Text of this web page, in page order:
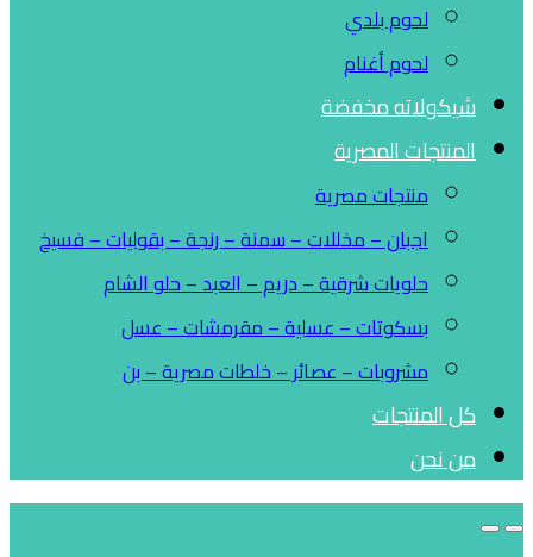
لحوم بلدي
لحوم أغنام
شيكولاته مخفضة
المنتجات المصرية
منتجات مصرية
اجبان – مخللات – سمنة – رنجة – بقوليات – فسيخ
حلويات شرقية – دريم – العبد – حلو الشام
بسكوتات – عسلية – مقرمشات – عسل
مشروبات – عصائر – خلطات مصرية – بن
كل المنتجات
من نحن